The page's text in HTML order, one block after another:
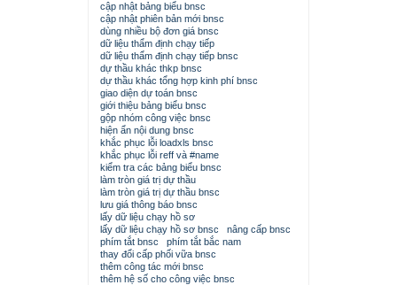
cập nhật bảng biểu bnsc
cập nhật phiên bản mới bnsc
dùng nhiều bộ đơn giá bnsc
dữ liệu thẩm định chạy tiếp
dữ liệu thẩm định chạy tiếp bnsc
dự thầu khác thkp bnsc
dự thầu khác tổng hợp kinh phí bnsc
giao diện dự toán bnsc
giới thiệu bảng biểu bnsc
gộp nhóm công việc bnsc
hiện ẩn nội dung bnsc
khắc phục lỗi loadxls bnsc
khắc phục lỗi reff và #name
kiểm tra các bảng biểu bnsc
làm tròn giá trị dự thầu
làm tròn giá trị dự thầu bnsc
lưu giá thông báo bnsc
lấy dữ liệu chạy hồ sơ
lấy dữ liệu chạy hồ sơ bnsc
nâng cấp bnsc
phím tắt bnsc
phím tắt bắc nam
thay đổi cấp phối vữa bnsc
thêm công tác mới bnsc
thêm hệ số cho công việc bnsc